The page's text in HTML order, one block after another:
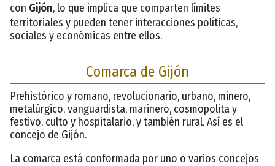
con Gijón, lo que implica que comparten límites
territoriales y pueden tener interacciones políticas,
sociales y económicas entre ellos.
Comarca de Gijón
Prehistórico y romano, revolucionario, urbano, minero,
metalúrgico, vanguardista, marinero, cosmopolita y
festivo, culto y hospitalario, y también rural. Así es el
concejo de Gijón.
La comarca está conformada por uno o varios concejos